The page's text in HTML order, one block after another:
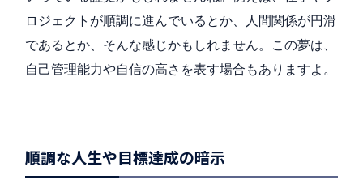
ロジェクトが順調に進んでいるとか、人間関係が円滑
であるとか、そんな感じかもしれません。この夢は、
自己管理能力や自信の高さを表す場合もありますよ。
順調な人生や目標達成の暗示